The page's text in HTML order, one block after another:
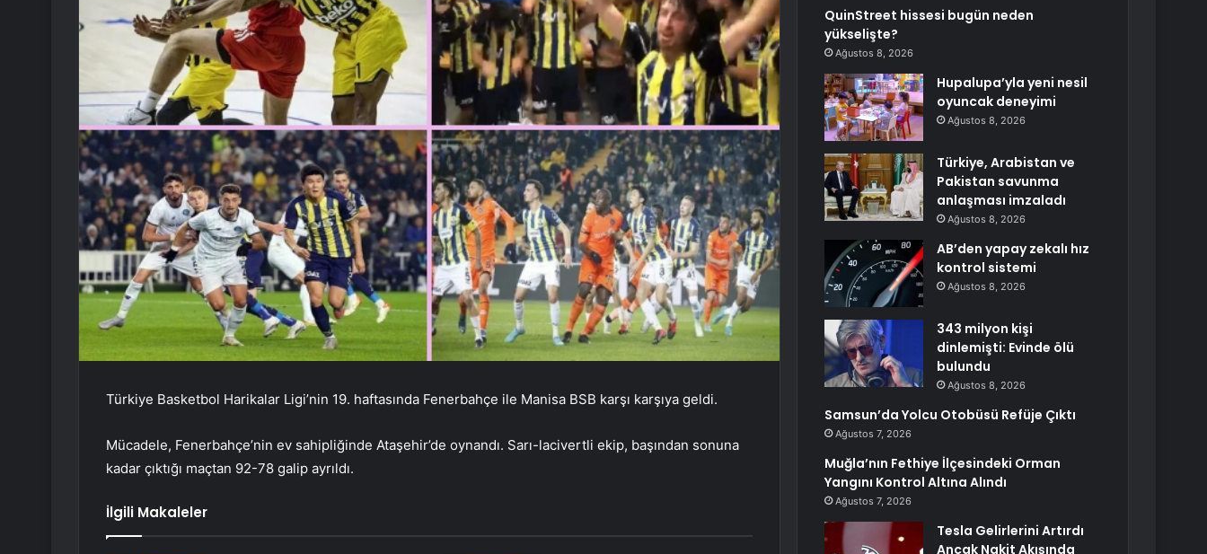
Türkiye Basketbol Harikalar Ligi’nin 19. haftasında Fenerbahçe ile Manisa BSB karşı karşıya geldi.
Mücadele, Fenerbahçe’nin ev sahipliğinde Ataşehir’de oynandı. Sarı-lacivertli ekip, başından sonuna
kadar çıktığı maçtan 92-78 galip ayrıldı.
İlgili Makaleler
QuinStreet hissesi bugün neden
yükselişte?
Ağustos 8, 2026
Hupalupa’yla yeni nesil
oyuncak deneyimi
Ağustos 8, 2026
Türkiye, Arabistan ve
Pakistan savunma
anlaşması imzaladı
Ağustos 8, 2026
AB’den yapay zekalı hız
kontrol sistemi
Ağustos 8, 2026
343 milyon kişi
dinlemişti: Evinde ölü
bulundu
Ağustos 8, 2026
Samsun’da Yolcu Otobüsü Refüje Çıktı
Ağustos 7, 2026
Muğla’nın Fethiye İlçesindeki Orman
Yangını Kontrol Altına Alındı
Ağustos 7, 2026
Tesla Gelirlerini Artırdı
Ancak Nakit Akışında